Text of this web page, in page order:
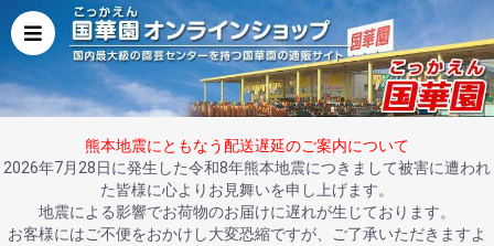
熊本地震にともなう配送遅延のご案内について
2026年7月28日に発生した令和8年熊本地震につきまして被害に遭われ
た皆様に心よりお見舞いを申し上げます。
地震による影響でお荷物のお届けに遅れが生じております。
お客様にはご不便をおかけし大変恐縮ですが、ご了承いただきますよ